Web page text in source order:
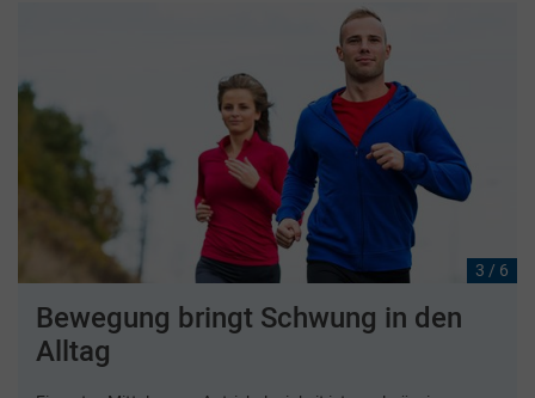
3 / 6
Bewegung bringt Schwung in den
Alltag